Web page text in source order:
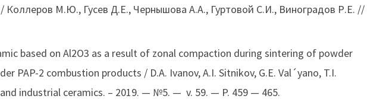
Коллеров М.Ю., Гусев Д.Е., Чернышова А.А., Гуртовой С.И., Виноградов Р.Е. //
based on Al2O3 as a result of zonal compaction during sintering of powder
PAP-2 combustion products / D.A. Ivanov, A.I. Sitnikov, G.E. Val´yano, T.I.
industrial ceramics. – 2019. — №5. — v. 59. — P. 459 — 465.